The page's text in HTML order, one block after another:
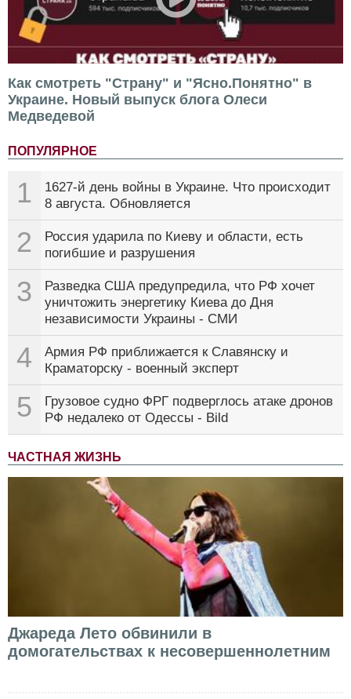
Как смотреть "Страну" и "Ясно.Понятно" в
Украине. Новый выпуск блога Олеси
Медведевой
ПОПУЛЯРНОЕ
1
1627-й день войны в Украине. Что происходит
8 августа. Обновляется
2
Россия ударила по Киеву и области, есть
погибшие и разрушения
3
Разведка США предупредила, что РФ хочет
уничтожить энергетику Киева до Дня
независимости Украины - СМИ
4
Армия РФ приближается к Славянску и
Краматорску - военный эксперт
5
Грузовое судно ФРГ подверглось атаке дронов
РФ недалеко от Одессы - Bild
ЧАСТНАЯ ЖИЗНЬ
Джареда Лето обвинили в
домогательствах к несовершеннолетним